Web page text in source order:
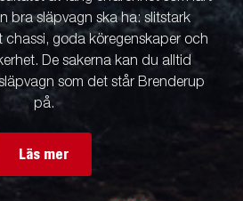
bra släpvagn ska ha: slitstark
chassi, goda köregenskaper och
De sakerna kan du alltid
som det står Brenderup
på.
Läs mer